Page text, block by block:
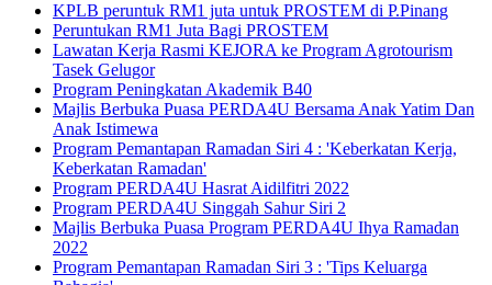
KPLB peruntuk RM1 juta untuk PROSTEM di P.Pinang
Peruntukan RM1 Juta Bagi PROSTEM
Lawatan Kerja Rasmi KEJORA ke Program Agrotourism
Tasek Gelugor
Program Peningkatan Akademik B40
Majlis Berbuka Puasa PERDA4U Bersama Anak Yatim Dan
Anak Istimewa
Program Pemantapan Ramadan Siri 4 : 'Keberkatan Kerja,
Keberkatan Ramadan'
Program PERDA4U Hasrat Aidilfitri 2022
Program PERDA4U Singgah Sahur Siri 2
Majlis Berbuka Puasa Program PERDA4U Ihya Ramadan
2022
Program Pemantapan Ramadan Siri 3 : 'Tips Keluarga